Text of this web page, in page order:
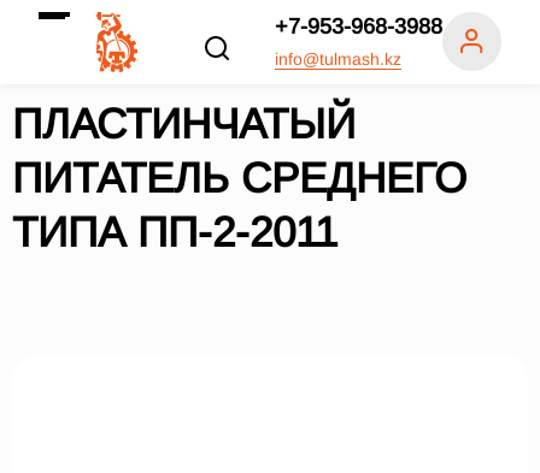
+7-953-968-3988
info@tulmash.kz
ПЛАСТИНЧАТЫЙ
ПИТАТЕЛЬ СРЕДНЕГО
ТИПА ПП-2-2011